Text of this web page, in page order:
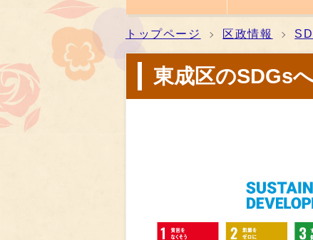
トップページ 区政情報
東成区のSDGs